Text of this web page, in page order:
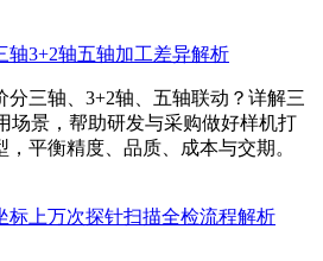
轴3+2轴五轴加工差异解析
分三轴、3+2轴、五轴联动？详解三
场景，帮助研发与采购做好样机打
平衡精度、品质、成本与交期。